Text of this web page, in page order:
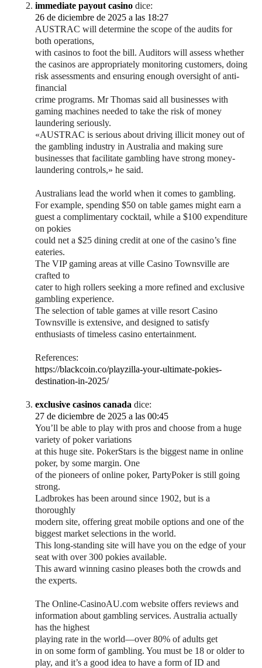
immediate payout casino dice:
26 de diciembre de 2025 a las 18:27
AUSTRAC will determine the scope of the audits for
both operations,
with casinos to foot the bill. Auditors will assess whether
the casinos are appropriately monitoring customers, doing
risk assessments and ensuring enough oversight of anti-
financial
crime programs. Mr Thomas said all businesses with
gaming machines needed to take the risk of money
laundering seriously.
«AUSTRAC is serious about driving illicit money out of
the gambling industry in Australia and making sure
businesses that facilitate gambling have strong money-
laundering controls,» he said.
Australians lead the world when it comes to gambling.
For example, spending $50 on table games might earn a
guest a complimentary cocktail, while a $100 expenditure
on pokies
could net a $25 dining credit at one of the casino’s fine
eateries.
The VIP gaming areas at ville Casino Townsville are
crafted to
cater to high rollers seeking a more refined and exclusive
gambling experience.
The selection of table games at ville resort Casino
Townsville is extensive, and designed to satisfy
enthusiasts of timeless casino entertainment.
References:
https://blackcoin.co/playzilla-your-ultimate-pokies-
destination-in-2025/
exclusive casinos canada dice:
27 de diciembre de 2025 a las 00:45
You’ll be able to play with pros and choose from a huge
variety of poker variations
at this huge site. PokerStars is the biggest name in online
poker, by some margin. One
of the pioneers of online poker, PartyPoker is still going
strong.
Ladbrokes has been around since 1902, but is a
thoroughly
modern site, offering great mobile options and one of the
biggest market selections in the world.
This long-standing site will have you on the edge of your
seat with over 300 pokies available.
This award winning casino pleases both the crowds and
the experts.
The Online-CasinoAU.com website offers reviews and
information about gambling services. Australia actually
has the highest
playing rate in the world—over 80% of adults get
in on some form of gambling. You must be 18 or older to
play, and it’s a good idea to have a form of ID and